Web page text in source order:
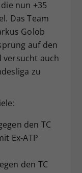
nun +35
Das Team
Golob
auf den
versucht auch
zu
den TC
Ex-ATP
den TC
Consent-
eine
für die
Ihrer
falls der
eingestellt